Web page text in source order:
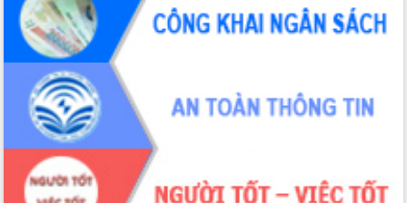
hiện nhiệm vụ quản lý tài sản công
hàng tuần
Tháo gỡ những vướng mắc, đẩy mạnh
công tác cải cách thủ tục hành chính
tại Trung tâm Phục vụ hành chính
công tỉnh
Đắk Lắk: Tôn vinh 46 giải pháp tại Hội
thi Sáng tạo Kỹ thuật 2024 - 2025
Đắk Lắk rà soát, điều chỉnh Đề án 190
về phát triển nuôi trồng thủy sản